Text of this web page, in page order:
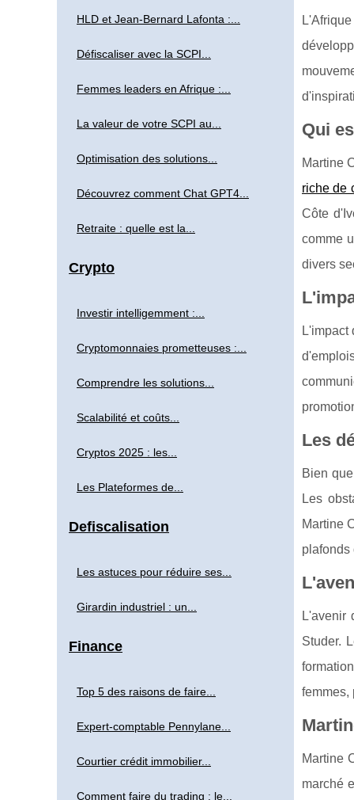
Qui
Martine
riche de
Côte
comme
divers
Les
Bien
Les
Martine
plafonds
L'avenir
Studer.
femmes,
Martine
marché
HLD et Jean-Bernard Lafonta :...
Défiscaliser avec la SCPI...
Femmes leaders en Afrique :...
La valeur de votre SCPI au...
Optimisation des solutions...
Découvrez comment Chat GPT4...
Retraite : quelle est la...
Crypto
Investir intelligemment :...
Cryptomonnaies prometteuses :...
Comprendre les solutions...
Scalabilité et coûts...
Cryptos 2025 : les...
Les Plateformes de...
Defiscalisation
Les astuces pour réduire ses...
Girardin industriel : un...
Finance
Top 5 des raisons de faire...
Expert-comptable Pennylane...
Courtier crédit immobilier...
Comment faire du trading : le...